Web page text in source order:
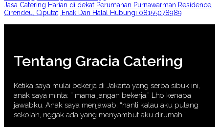
navigation
Jasa Catering Harian di dekat Perumahan Purnawarman Residence,
Cirendeu, Ciputat, Enak Dan Halal Hubungi 08155078989
Tentang Gracia Catering
Ketika saya mulai bekerja di Jakarta yang serba sibuk ini,
anak saya minta: ” mama jangan bekerja.” Lho kenapa
jawabku. Anak saya menjawab: “nanti kalau aku pulang
sekolah, nggak ada yang menyambut aku dirumah.”